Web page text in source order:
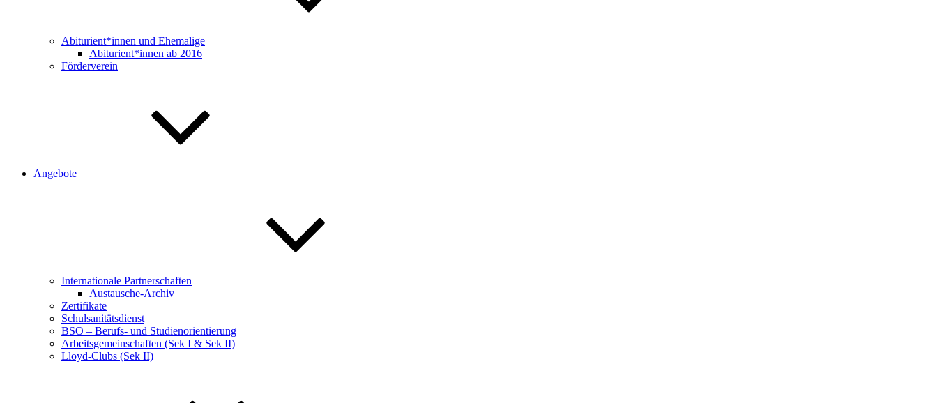
Abiturient*innen und Ehemalige
Abiturient*innen ab 2016
Förderverein
Angebote
Internationale Partnerschaften
Austausche-Archiv
Zertifikate
Schulsanitätsdienst
BSO – Berufs- und Studienorientierung
Arbeitsgemeinschaften (Sek I & Sek II)
Lloyd-Clubs (Sek II)